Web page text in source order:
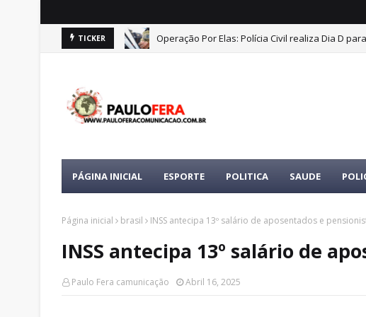
TICKER Operação Por Elas: Polícia Civil realiza Dia D
PÁGINA INICIAL ESPORTE POLITICA SAUDE
Página inicial brasil INSS antecipa 13º salário de aposentados e
INSS antecipa 13º salário de
Paulo Fera camunicação Abril 16, 2025